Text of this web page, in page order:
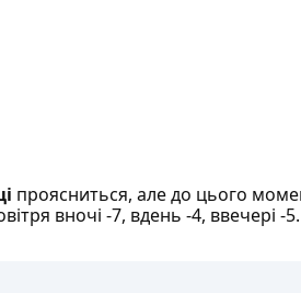
проясниться, але до цього
вночі -7, вдень -4, ввечері -5.